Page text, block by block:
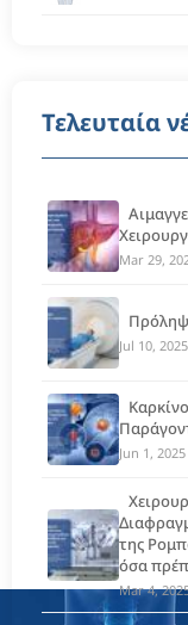
Τελευταία
Mar 29,
Jul 10, 2025
Jun 1, 2025
της
όσα
Mar 4,